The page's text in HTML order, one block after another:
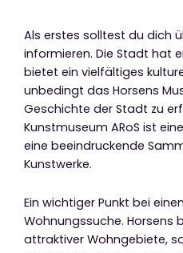
Als erstes solltest du dich
informieren. Die Stadt hat
bietet ein vielfältiges
unbedingt das Horsens
Geschichte der Stadt zu
Kunstmuseum ARoS ist
eine beeindruckende
Kunstwerke.
Ein wichtiger Punkt bei
Wohnungssuche. Horsens
attraktiver Wohngebiete,